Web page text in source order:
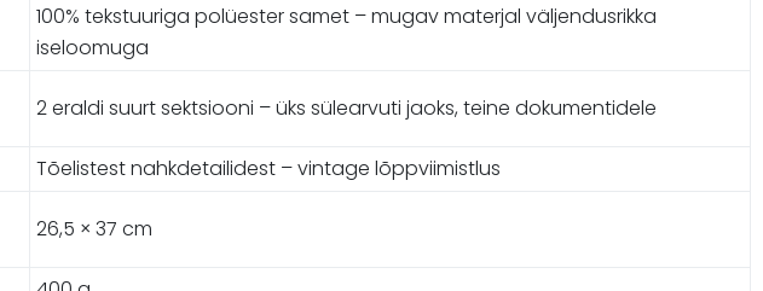
100% tekstuuriga polüester samet – mugav materjal väljendusrikka
iseloomuga
2 eraldi suurt sektsiooni – üks sülearvuti jaoks, teine dokumentidele
Tõelistest nahkdetailidest – vintage lõppviimistlus
26,5 × 37 cm